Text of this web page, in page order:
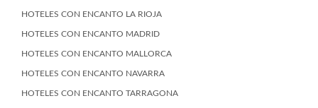
HOTELES CON ENCANTO LA RIOJA
HOTELES CON ENCANTO MADRID
HOTELES CON ENCANTO MALLORCA
HOTELES CON ENCANTO NAVARRA
HOTELES CON ENCANTO TARRAGONA